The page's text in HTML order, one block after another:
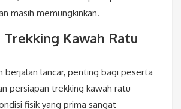
masih memungkinkan.
Trekking Kawah Ratu
berjalan lancar, penting bagi peserta
persiapan trekking kawah ratu
fisik yang prima sangat